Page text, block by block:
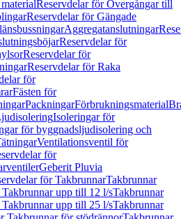
Reservdelar för Övergångar till
Reservdelar för Gängade
Aggregatanslutningar
Reservdelar för
Reservdelar för
Reservdelar för Raka
för
Fästen för
PackningarFörbrukningsmaterial
Isoleringar för
för byggnadsljudisolering och
Ventilationsventil för
för
Geberit Pluvia
för TakbrunnarTakbrunnar
upp till 12 l/sTakbrunnar
upp till 25 l/sTakbrunnar